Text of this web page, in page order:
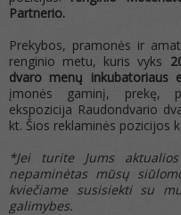
Partnerio.
Prekybos, pramonės ir
renginio metu, kuris vyks
dvaro menų inkubatoriaus
įmonės gaminį, prekę,
ekspozicija Raudondvario
kt. Šios reklaminės pozicijos
*Jei turite Jums
nepaminėtas mūsų
kviečiame susisiekti su
galimybes.